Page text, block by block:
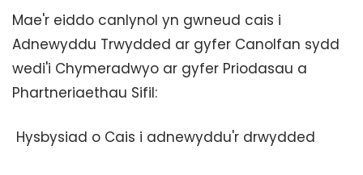
Mae'r eiddo canlynol yn gwneud cais i
Adnewyddu Trwydded ar gyfer Canolfan sydd
wedi'i Chymeradwyo ar gyfer Priodasau a
Phartneriaethau Sifil:
Hysbysiad o Cais i adnewyddu'r drwydded